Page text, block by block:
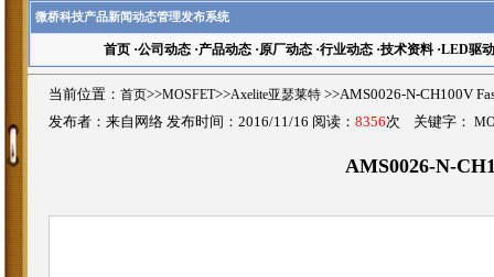
微桥科技产品新闻动态管理发布系统
首页·公司动态·产品动态·原厂动态·行业动态·技术资料·LED驱动
当前位置： 首页>>MOSFET>>Axelite亚瑟莱特 >>AMS0026-N-CH100V
发布者：来自网络 发布时间：2016/11/16 阅读： 8356次 关键字：
AMS0026-N-